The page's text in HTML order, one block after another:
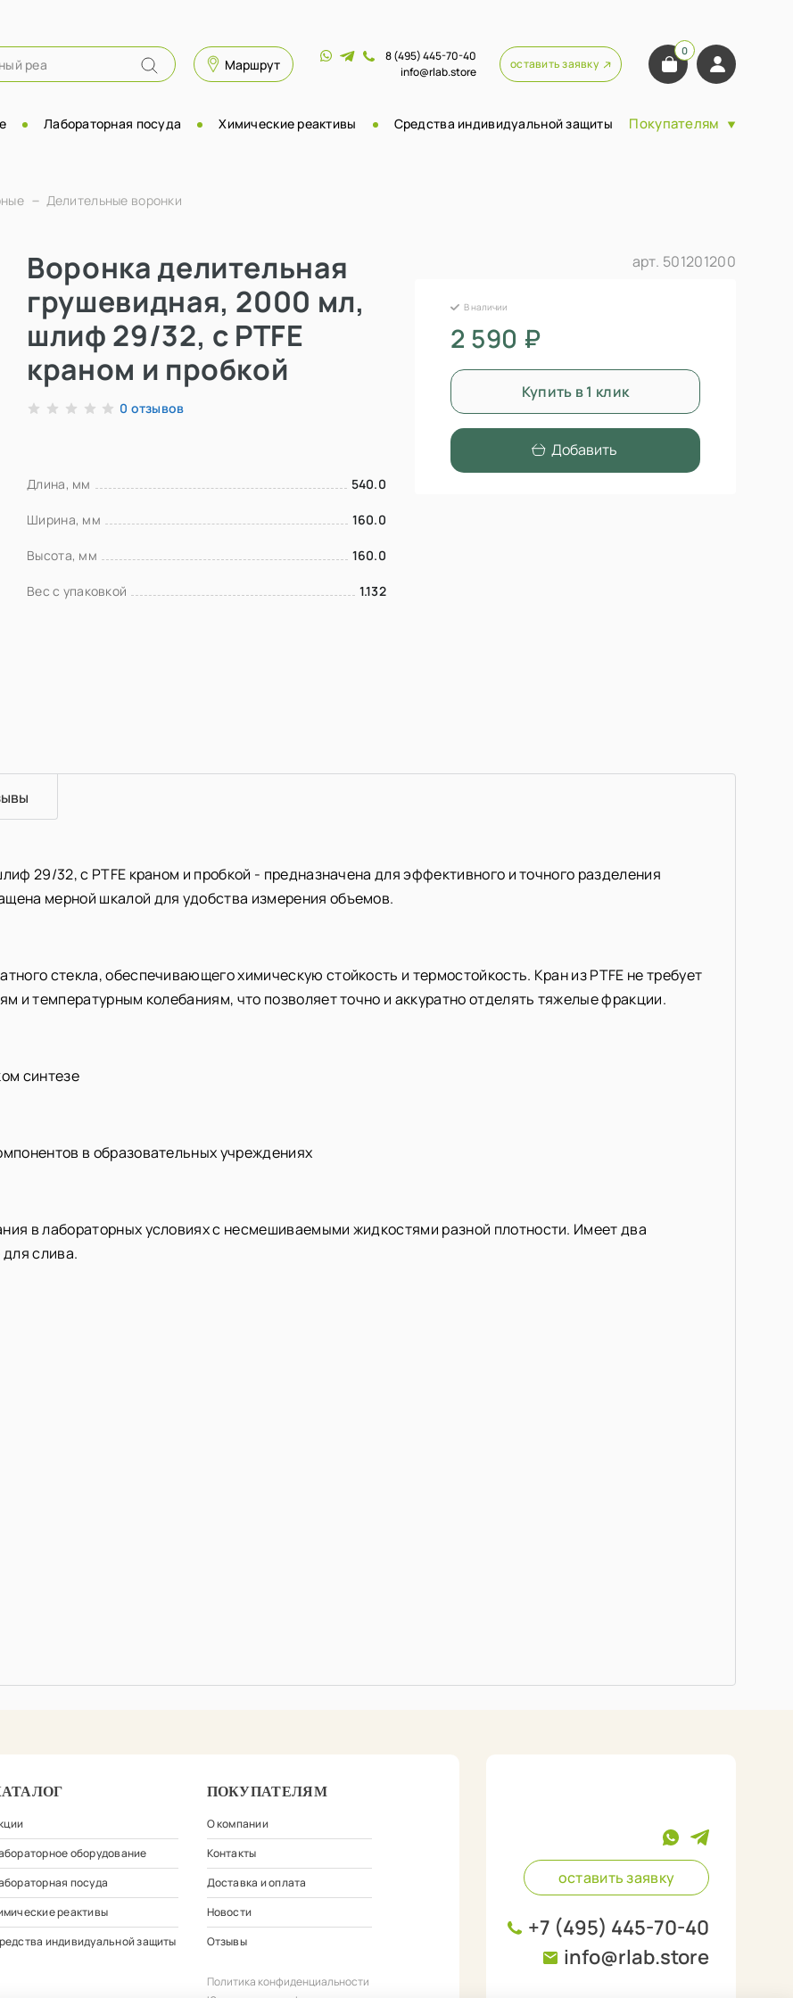
Маршрут
8 (495) 445-70-40
info@rlab.store
оставить заявку
0
Лабораторная посуда Химические реактивы Средства индивидуальной защиты Покупателям
Делительные воронки
Воронка делительная
грушевидная, 2000 мл,
шлиф 29/32, с PTFE
краном и пробкой
0 отзывов
Длина, мм 540.0
Ширина, мм 160.0
Высота, мм 160.0
Вес с упаковкой 1.132
арт. 501201200
В наличии
2 590 ₽
Купить в 1 клик
Добавить
29/32, с PTFE краном и пробкой - предназначена для эффективного и точного разделения
мерной шкалой для удобства измерения объемов.
стекла, обеспечивающего химическую стойкость и термостойкость. Кран из PTFE не требует
и температурным колебаниям, что позволяет точно и аккуратно отделять тяжелые фракции.
синтезе
в образовательных учреждениях
в лабораторных условиях с несмешиваемыми жидкостями разной плотности. Имеет два
слива.
оборудование
посуда
реактивы
индивидуальной защиты
ПОКУПАТЕЛЯМ
О компании
Контакты
Доставка и оплата
Новости
Отзывы
Политика конфиденциальности
оставить заявку
+7 (495) 445-70-40
info@rlab.store